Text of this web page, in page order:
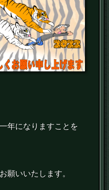
年になりますことを
願いいたします。